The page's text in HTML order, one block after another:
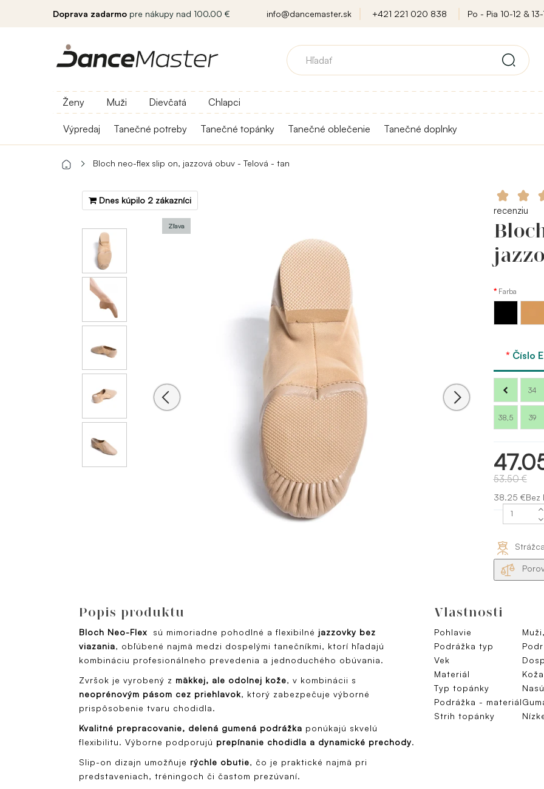
Doprava zadarmo pre nákupy nad 100.00 € info@dancemaster.sk +421 221 020 838 Po - Pia 10-12 & 13-
Ženy Muži Dievčatá Chlapci
Výpredaj Tanečné potreby Tanečné topánky Tanečné oblečenie Tanečné doplnky
Bloch neo-flex slip on, jazzová obuv - Telová - tan
Dnes kúpilo 2 zákazníci
Zľava
recenziu
Farba
Číslo
34
38,5 39
53.50 €
38.25 €Bez
Popis produktu
Bloch Neo-Flex sú mimoriadne pohodlné a flexibilné jazzovky bez
viazania, obľúbené najmä medzi dospelými tanečníkmi, ktorí hľadajú
kombináciu profesionálneho prevedenia a jednoduchého obúvania.
Zvršok je vyrobený z mäkkej, ale odolnej kože, v kombinácii s
neoprénovým pásom cez priehlavok, ktorý zabezpečuje výborné
prispôsobenie tvaru chodidla.
Kvalitné prepracovanie, delená gumená podrážka ponúkajú skvelú
flexibilitu. Výborne podporujú prepínanie chodidla a dynamické prechody.
Slip-on dizajn umožňuje rýchle obutie, čo je praktické najmä pri
predstaveniach, tréningoch či častom prezúvaní.
Vlastnosti
Pohlavie
Podrážka typ
Vek
Materiál
Koža
Typ topánky
Podrážka - materiál
Strih topánky